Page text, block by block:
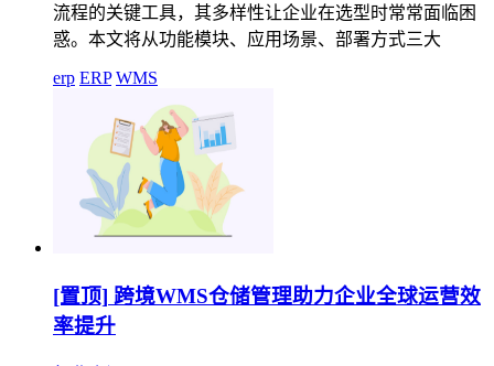
流程的关键工具，其多样性让企业在选型时常常面临困
惑。本文将从功能模块、应用场景、部署方式三大
erp ERP WMS
[置顶] 跨境WMS仓储管理助力企业全球运营效
率提升